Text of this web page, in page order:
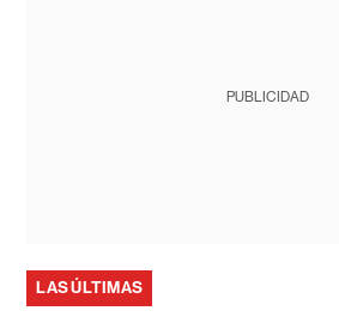
PUBLICIDAD
LAS ÚLTIMAS